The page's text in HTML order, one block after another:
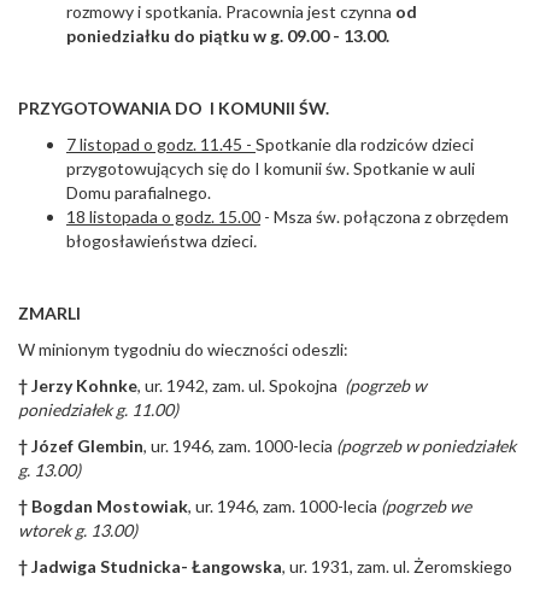
rozmowy i spotkania. Pracownia jest czynna od
poniedziałku do piątku w g. 09.00 - 13.00.
PRZYGOTOWANIA DO I KOMUNII ŚW.
7 listopad o godz. 11.45 - Spotkanie dla rodziców dzieci
przygotowujących się do I komunii św. Spotkanie w auli
Domu parafialnego.
18 listopada o godz. 15.00 - Msza św. połączona z obrzędem
błogosławieństwa dzieci.
ZMARLI
W minionym tygodniu do wieczności odeszli:
†Jerzy Kohnke, ur. 1942, zam. ul. Spokojna (pogrzeb w
poniedziałek g. 11.00)
†Józef Glembin, ur. 1946, zam. 1000-lecia (pogrzeb w poniedziałek
g. 13.00)
† Bogdan Mostowiak, ur. 1946, zam. 1000-lecia (pogrzeb we
wtorek g. 13.00)
† Jadwiga Studnicka- Łangowska, ur. 1931, zam. ul. Żeromskiego